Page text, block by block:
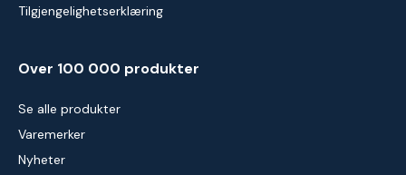
Tilgjengelighetserklæring
Over 100 000 produkter
Se alle produkter
Varemerker
Nyheter